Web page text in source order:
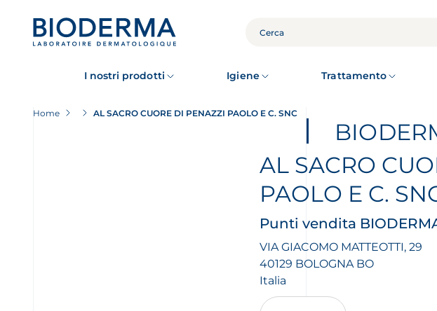
CERCA
I nostri prodotti Igiene Trattamento
Home AL SACRO CUORE DI PENAZZI PAOLO E C. SNC
AL SACRO
PAOLO E C.
Punti vendita
VIA GIACOMO MATTEOTTI, 29
40129 BOLOGNA BO
Italia